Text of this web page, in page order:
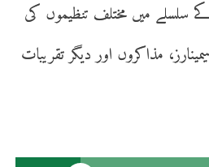
سلسلے میں مختلف تنظیموں کی
مذاکروں اور دیگر تقریبات